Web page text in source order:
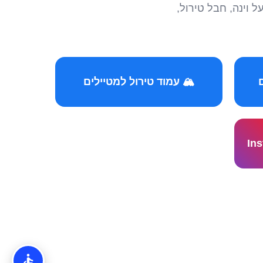
וינה, חבל טירול,
🏔️ עמוד טירול למטיילים